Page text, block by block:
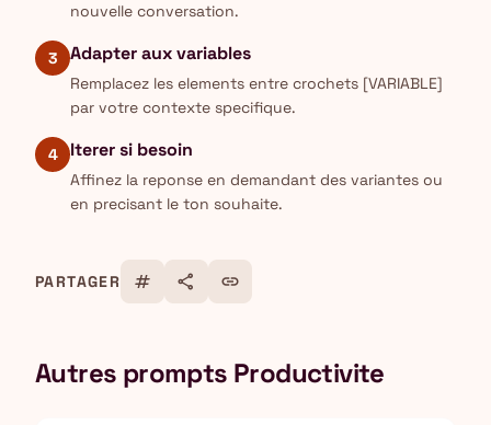
nouvelle conversation.
3 Adapter aux variables
Remplacez les elements entre crochets [VARIABLE]
par votre contexte specifique.
4 Iterer si besoin
Affinez la reponse en demandant des variantes ou
en precisant le ton souhaite.
PARTAGER tag share link
Autres prompts Productivite